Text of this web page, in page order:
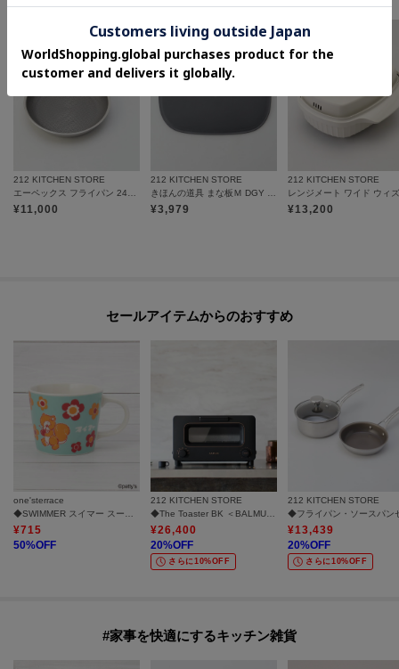
212 KITCHEN STORE
エーペックス フライパン 24cm ＜GreenPan グリーンパン＞
¥11,000
212 KITCHEN STORE
きほんの道具 まな板Ｍ DGY ＜marna マーナ＞
¥3,979
212 KITCHEN STORE
¥13,200
セールアイテムからのおすすめ
one'sterrace
¥715
50%OFF
212 KITCHEN STORE
¥26,400
20%OFF
さらに10%OFF
212 KITCHEN STORE
¥13,439
20%OFF
さらに10%OFF
#家事を快適にするキッチン雑貨